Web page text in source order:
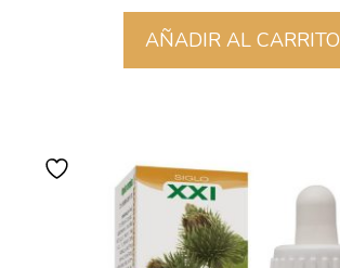
AÑADIR AL CARRITO